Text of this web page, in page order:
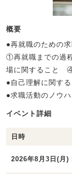
概要
●再就職のための
①再就職までの
場に関すること
●自己理解に関する
●求職活動のノウ
イベント詳細
日時
2026年8月3日(月